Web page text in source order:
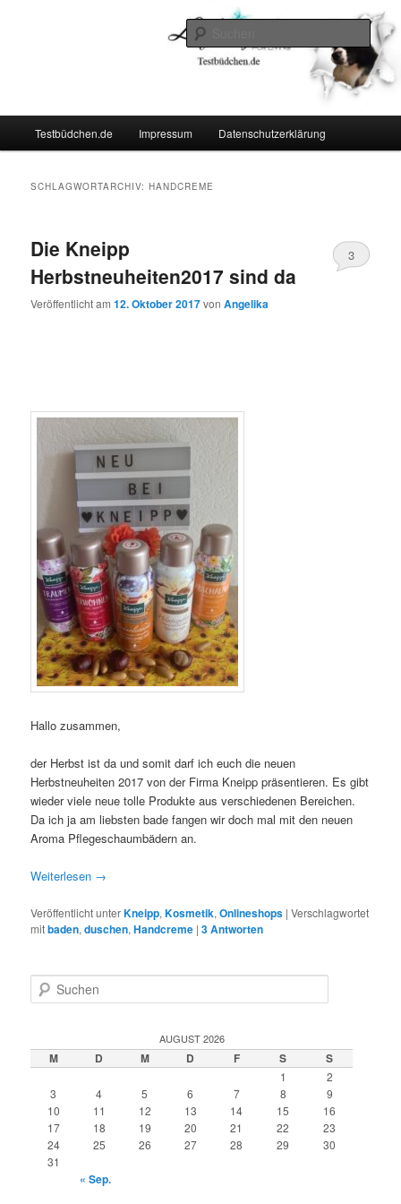
Testbüdchen.de Impressum Datenschutzerklärung
SCHLAGWORTARCHIV:HANDCREME
Die Kneipp
Herbstneuheiten2017 sind da
Veröffentlicht am12. Oktober 2017vonAngelika
3
Hallo zusammen,
der Herbst ist da und somit darf ich euch die neuen
Herbstneuheiten 2017 von der Firma Kneipp präsentieren. Es gibt
wieder viele neue tolle Produkte aus verschiedenen Bereichen.
Da ich ja am liebsten bade fangen wir doch mal mit den neuen
Aroma Pflegeschaumbädern an.
Weiterlesen →
Veröffentlicht unterKneipp,Kosmetik,Onlineshops |Verschlagwortet
mitbaden,duschen,Handcreme |3Antworten
u
e
n
AUGUST 2026
M D M D F S S
1
2
3
4 5 6 7 8
9
10
11 12 13 14 15
16
17
18 19 20 21 22
23
24
25 26 27 28 29
30
31
« Sep.